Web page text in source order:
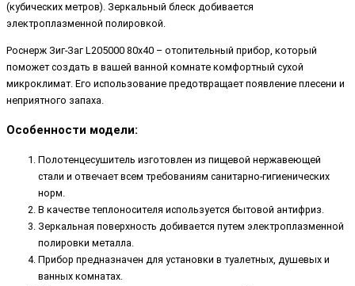
(кубических метров). Зеркальный блеск добивается
электроплазменной полировкой.
Роснерж Зиг-Заг L205000 80x40 – отопительный прибор, который
поможет создать в вашей ванной комнате комфортный сухой
микроклимат. Его использование предотвращает появление плесени и
неприятного запаха.
Особенности модели:
Полотенцесушитель изготовлен из пищевой нержавеющей
стали и отвечает всем требованиям санитарно-гигиенических
норм.
В качестве теплоносителя используется бытовой антифриз.
Зеркальная поверхность добивается путем электроплазменной
полировки металла.
Прибор предназначен для установки в туалетных, душевых и
ванных комнатах.